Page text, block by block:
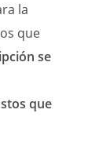
la
que
se
que